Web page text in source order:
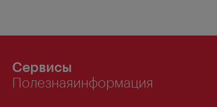
Сервисы
Полезнаяинформация